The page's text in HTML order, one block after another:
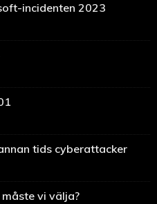
incidenten 2023
tids cyberattacker
vi välja?